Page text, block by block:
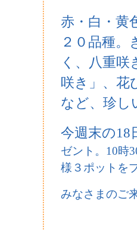
赤・白・黄
２０品種
く、八重
咲き」、花
など、珍し
今週末の18
ゼント。10時
様３ポットを
みなさまのご